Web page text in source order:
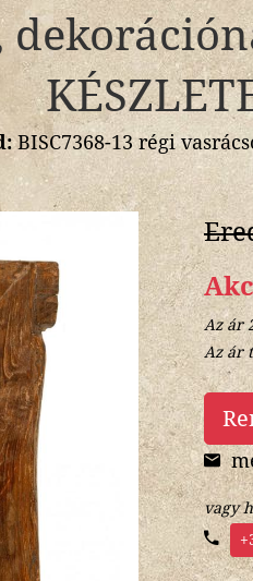
BISC7368-13 régi
Az ár
Az ár
vagy